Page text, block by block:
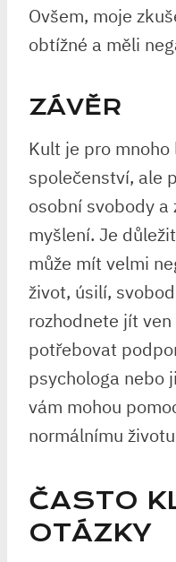
Ovšem, moje
obtížné a měli
ZÁVĚR
Kult je pro
společenství, ale
osobní svobody
myšlení. Je
může mít velmi
život, úsilí,
rozhodnete jít
potřebovat
psychologa nebo
vám mohou
normálnímu
ČASTO
OTÁZKY